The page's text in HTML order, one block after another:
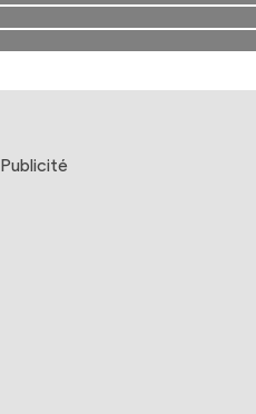
Publicité